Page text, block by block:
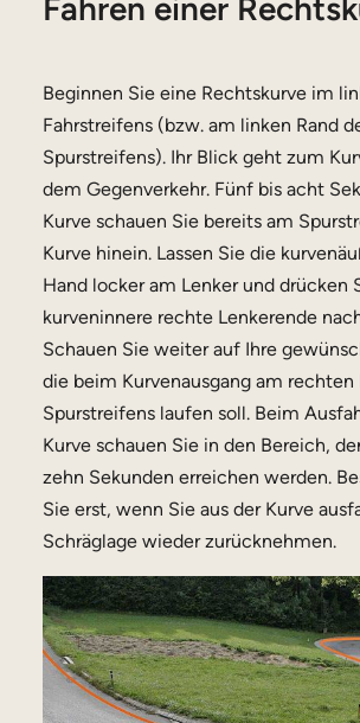
Beginnen Sie eine Rechtskurve im
Fahrstreifens (bzw. am linken Rand
Spurstreifens). Ihr Blick geht zum
dem Gegenverkehr. Fünf bis acht
Kurve schauen Sie bereits am
Kurve hinein. Lassen Sie die
Hand locker am Lenker und drücken
kurveninnere rechte Lenkerende
Schauen Sie weiter auf Ihre
die beim Kurvenausgang am rechten
Spurstreifens laufen soll. Beim
Kurve schauen Sie in den Bereich,
zehn Sekunden erreichen werden.
Sie erst, wenn Sie aus der Kurve
Schräglage wieder zurücknehmen.